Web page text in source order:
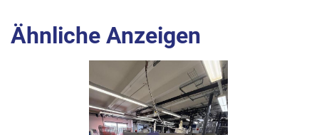
Ähnliche Anzeigen